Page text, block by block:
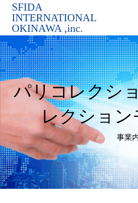
SFIDA
INTERNATIONAL
OKINAWA ,inc.
パリコレクシ
レクション
事業